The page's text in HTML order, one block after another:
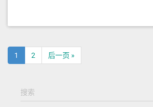
1 2 后一页 »
搜索